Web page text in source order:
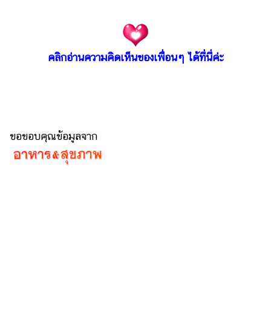
คลิกอ่านความคิดเห็นของเพื่อนๆ ได้ที่นี่ค่ะ
ขอขอบคุณข้อมูลจาก